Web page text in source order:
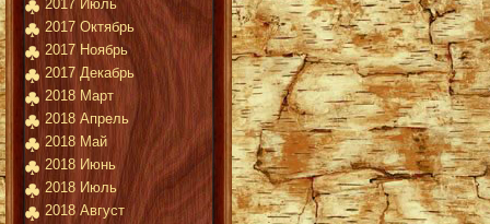
2017 Июль
2017 Октябрь
2017 Ноябрь
2017 Декабрь
2018 Март
2018 Апрель
2018 Май
2018 Июнь
2018 Июль
2018 Август